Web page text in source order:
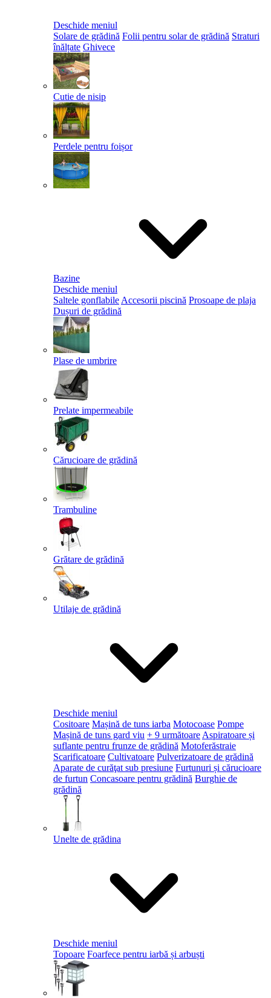
Deschide meniul
Solare de grădină Folii pentru solar de grădină Straturi
înălțate Ghivece
Cutie de nisip
Perdele pentru foișor
Bazine
Deschide meniul
Saltele gonflabile Accesorii piscină Prosoape de plaja
Dușuri de grădină
Plase de umbrire
Prelate impermeabile
Cărucioare de grădină
Trambuline
Grătare de grădină
Utilaje de grădină
Deschide meniul
Cositoare Mașină de tuns iarba Motocoase Pompe
Mașină de tuns gard viu + 9 următoare Aspiratoare și
suflante pentru frunze de grădină Motoferăstraie
Scarificatoare Cultivatoare Pulverizatoare de grădină
Aparate de curăţat sub presiune Furtunuri și cărucioare
de furtun Concasoare pentru grădină Burghie de
grădină
Unelte de grădina
Deschide meniul
Topoare Foarfece pentru iarbă și arbuști